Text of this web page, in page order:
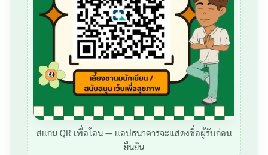
สแกน QR เพื่อโอน — แอปธนาคารจะแสดงชื่อผู้รับก่อน
ยืนยัน